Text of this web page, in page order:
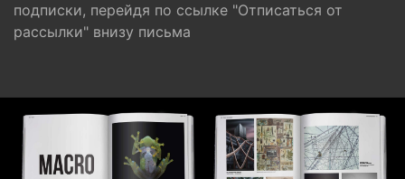
подписки, перейдя по ссылке "Отписаться от
рассылки" внизу письма